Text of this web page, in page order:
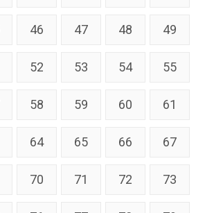
46 47 48 49
52 53 54 55
58 59 60 61
64 65 66 67
70 71 72 73